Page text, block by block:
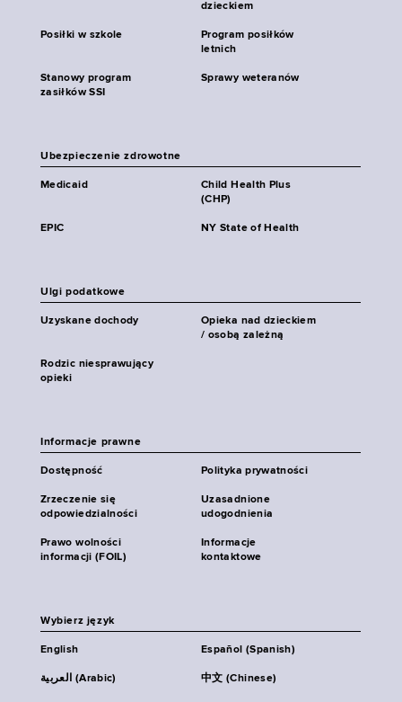
dzieckiem
Posiłki w szkole
Program posiłków
letnich
Stanowy program
zasiłków SSI
Sprawy weteranów
Ubezpieczenie zdrowotne
Medicaid
Child Health Plus
(CHP)
EPIC NY State of Health
Ulgi podatkowe
Uzyskane dochody
Opieka nad dzieckiem
/ osobą zależną
Rodzic niesprawujący
opieki
Informacje prawne
Dostępność Polityka prywatności
Zrzeczenie się
odpowiedzialności
Uzasadnione
udogodnienia
Prawo wolności
informacji (FOIL)
Informacje
kontaktowe
Wybierz język
English Español (Spanish)
العربية (Arabic) 中文 (Chinese)